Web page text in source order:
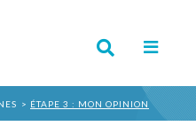
ÉTAPE 3 : MON OPINION